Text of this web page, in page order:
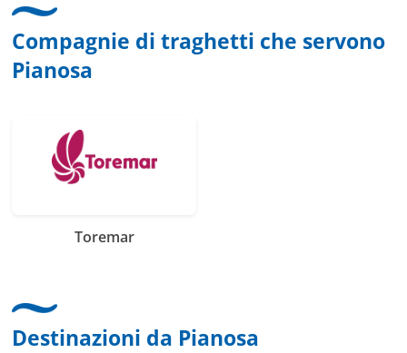
Compagnie di traghetti che servono
Pianosa
Toremar
Destinazioni da Pianosa